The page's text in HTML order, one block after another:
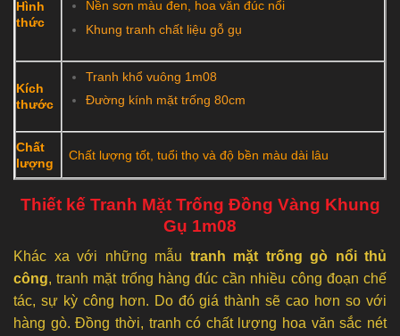
Hình
thức
Nền sơn màu đen, hoa văn đúc nổi
Khung tranh chất liệu gỗ gụ
Kích
thước
Tranh khổ vuông 1m08
Đường kính mặt trống 80cm
Chất
lượng
Chất lượng tốt, tuổi thọ và độ bền màu dài lâu
Thiết kế Tranh Mặt Trống Đồng Vàng Khung
Gụ 1m08
Khác xa với những mẫu tranh mặt trống gò nổi thủ
công, tranh mặt trống hàng đúc cần nhiều công đoạn chế
tác, sự kỳ công hơn. Do đó giá thành sẽ cao hơn so với
hàng gò. Đồng thời, tranh có chất lượng hoa văn sắc nét